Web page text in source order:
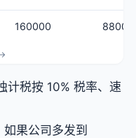
160000 88000
计税按 10% 税率、速
果公司多发到